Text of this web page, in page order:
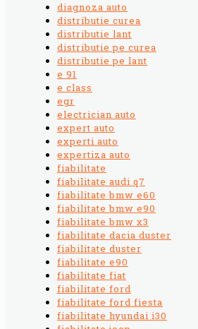
diagnoza auto
distributie curea
distributie lant
distributie pe curea
distributie pe lant
e 91
e class
egr
electrician auto
expert auto
experti auto
expertiza auto
fiabilitate
fiabilitate audi q7
fiabilitate bmw e60
fiabilitate bmw e90
fiabilitate bmw x3
fiabilitate dacia duster
fiabilitate duster
fiabilitate e90
fiabilitate fiat
fiabilitate ford
fiabilitate ford fiesta
fiabilitate hyundai i30